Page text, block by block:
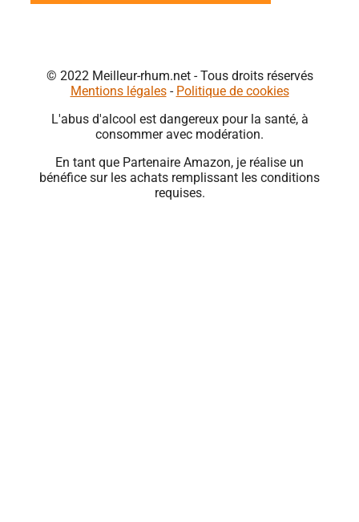
© 2022 Meilleur-rhum.net - Tous droits réservés
Mentions légales- Politique de cookies
L'abus d'alcool est dangereux pour la santé, à
consommer avec modération.
En tant que Partenaire Amazon, je réalise un
bénéfice sur les achats remplissant les conditions
requises.